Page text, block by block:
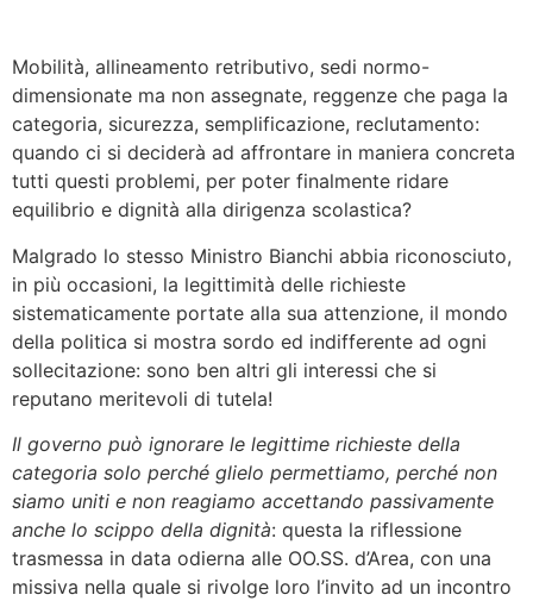
Mobilità, allineamento retributivo, sedi normo-
dimensionate ma non assegnate, reggenze che paga la
categoria, sicurezza, semplificazione, reclutamento:
quando ci si deciderà ad affrontare in maniera concreta
tutti questi problemi, per poter finalmente ridare
equilibrio e dignità alla dirigenza scolastica?
Malgrado lo stesso Ministro Bianchi abbia riconosciuto,
in più occasioni, la legittimità delle richieste
sistematicamente portate alla sua attenzione, il mondo
della politica si mostra sordo ed indifferente ad ogni
sollecitazione: sono ben altri gli interessi che si
reputano meritevoli di tutela!
Il governo può ignorare le legittime richieste della
categoria solo perché glielo permettiamo, perché non
siamo uniti e non reagiamo accettando passivamente
anche lo scippo della dignità: questa la riflessione
trasmessa in data odierna alle OO.SS. d’Area, con una
missiva nella quale si rivolge loro l’invito ad un incontro